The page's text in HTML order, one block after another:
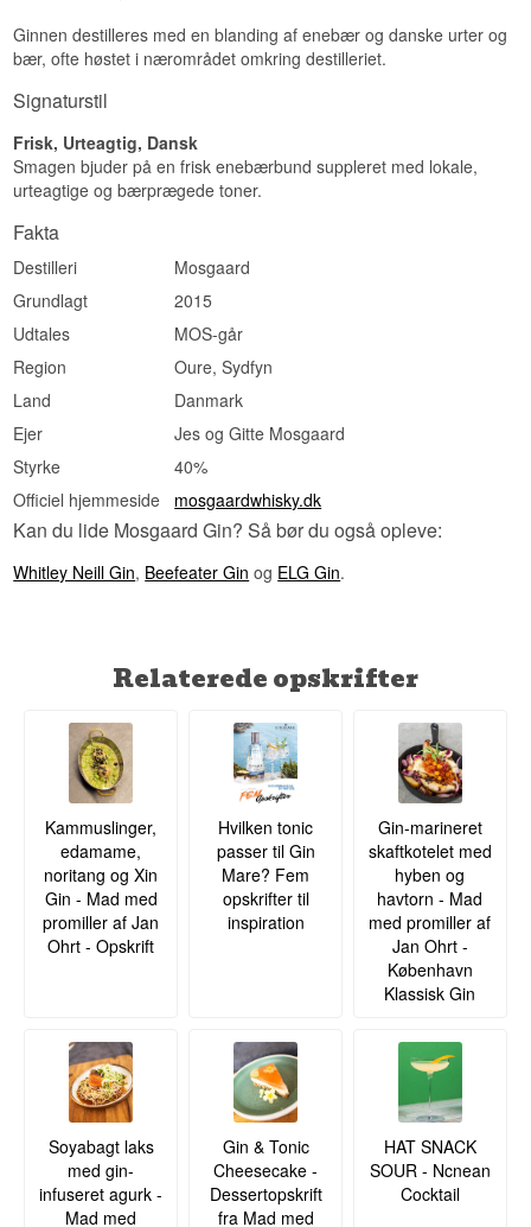
Ginnen destilleres med en blanding af enebær og danske urter og
bær, ofte høstet i nærområdet omkring destilleriet.
Signaturstil
Frisk, Urteagtig, Dansk
Smagen bjuder på en frisk enebærbund suppleret med lokale,
urteagtige og bærprægede toner.
Fakta
Destilleri
Mosgaard
Grundlagt
2015
Udtales
MOS-går
Region
Oure, Sydfyn
Land
Danmark
Ejer
Jes og Gitte Mosgaard
Styrke
40%
Officiel hjemmeside
mosgaardwhisky.dk
Kan du lide Mosgaard Gin? Så bør du også opleve:
Whitley Neill Gin, Beefeater Gin og ELG Gin.
Relaterede opskrifter
Kammuslinger,
edamame,
noritang og Xin
Gin - Mad med
promiller af Jan
Ohrt - Opskrift
Hvilken tonic
passer til Gin
Mare? Fem
opskrifter til
inspiration
Gin-marineret
skaftkotelet med
hyben og
havtorn - Mad
med promiller af
Jan Ohrt -
København
Klassisk Gin
Soyabagt laks
med gin-
infuseret agurk -
Mad med
Gin & Tonic
Cheesecake -
Dessertopskrift
fra Mad med
HAT SNACK
SOUR - Ncnean
Cocktail